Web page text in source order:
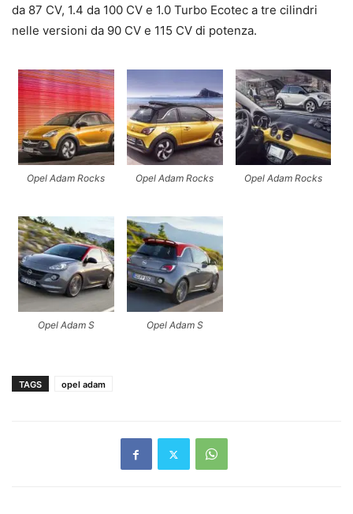
da 87 CV, 1.4 da 100 CV e 1.0 Turbo Ecotec a tre cilindri
nelle versioni da 90 CV e 115 CV di potenza.
Opel Adam Rocks Opel Adam Rocks Opel Adam Rocks
Opel Adam S Opel Adam S
TAGS opel adam